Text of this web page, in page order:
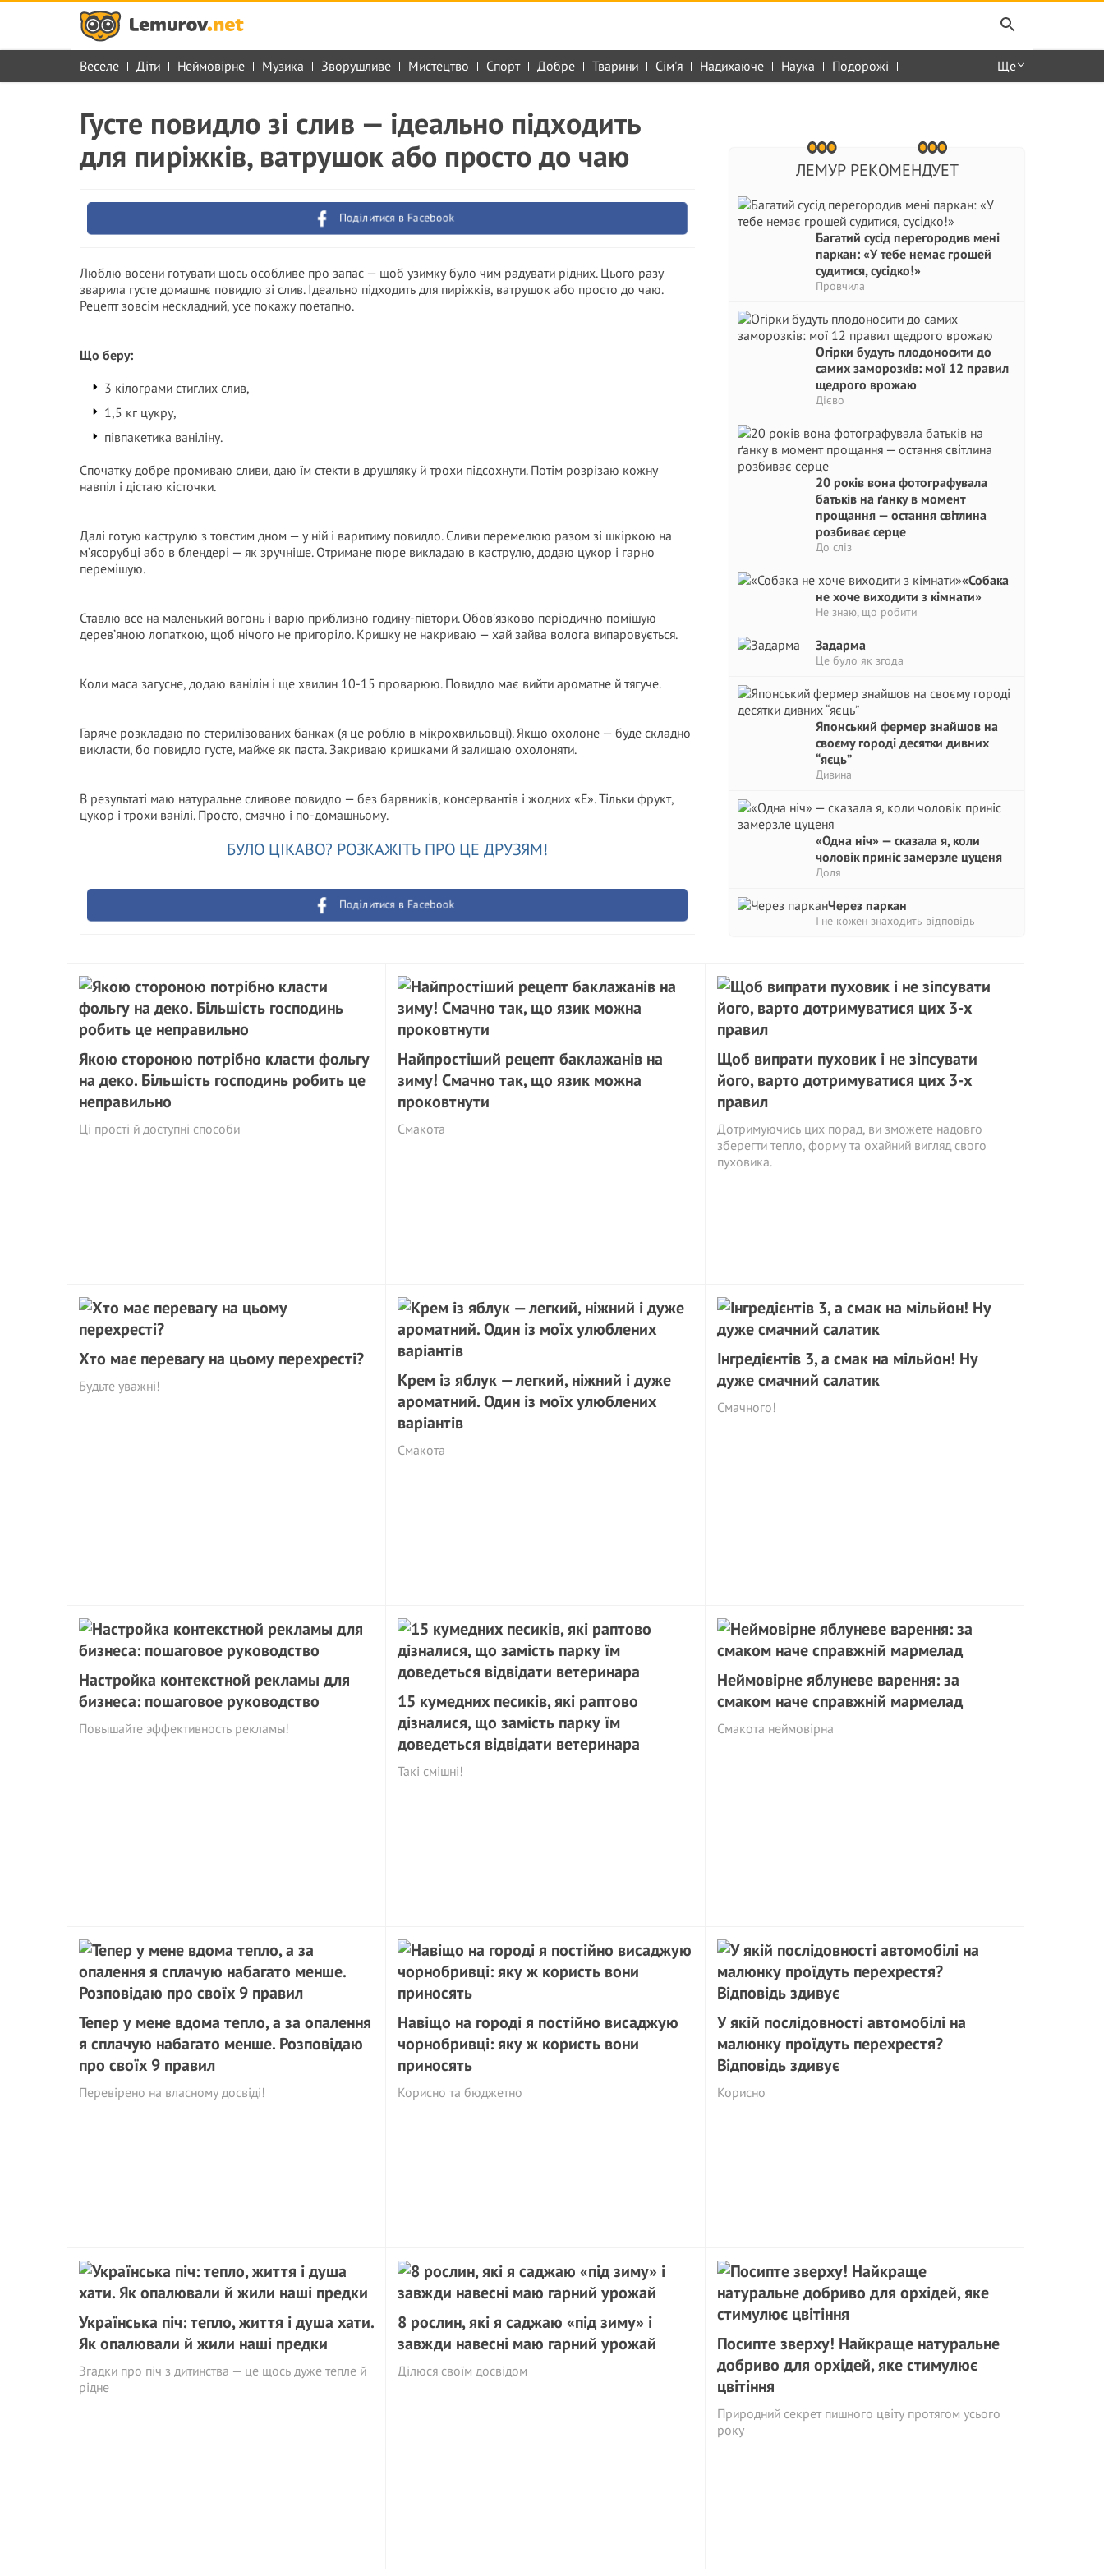
Веселе Діти Неймовірне Музика Зворушливе Мистецтво Спорт Добре Тварини Сім'я Надихаюче Наука Подорожі Ще
ЛЕМУР РЕКОМЕНДУЕТ
Багатий сусід перегородив мені
паркан: «У тебе немає грошей
судитися, сусідко!»
Провчила
Огірки будуть плодоносити до
самих заморозків: мої 12 правил
щедрого врожаю
Дієво
20 років вона фотографувала
батьків на ґанку в момент
прощання — остання світлина
розбиває серце
До сліз
«Собака
не хоче виходити з кімнати»
Не знаю, що робити
Задарма
Це було як згода
Японський фермер знайшов на
своєму городі десятки дивних
“яєць”
Дивина
«Одна ніч» — сказала я, коли
чоловік приніс замерзле цуценя
Доля
Через паркан
І не кожен знаходить відповідь
Густе повидло зі слив — ідеально підходить
для пиріжків, ватрушок або просто до чаю
Поділитися в Facebook
Люблю восени готувати щось особливе про запас — щоб узимку було чим радувати рідних. Цього разу
зварила густе домашнє повидло зі слив. Ідеально підходить для пиріжків, ватрушок або просто до чаю.
Рецепт зовсім нескладний, усе покажу поетапно.
Що беру:
3 кілограми стиглих слив,
1,5 кг цукру,
півпакетика ваніліну.
Спочатку добре промиваю сливи, даю їм стекти в друшляку й трохи підсохнути. Потім розрізаю кожну
навпіл і дістаю кісточки.
Далі готую каструлю з товстим дном — у ній і варитиму повидло. Сливи перемелюю разом зі шкіркою на
м’ясорубці або в блендері — як зручніше. Отримане пюре викладаю в каструлю, додаю цукор і гарно
перемішую.
Ставлю все на маленький вогонь і варю приблизно годину-півтори. Обов’язково періодично помішую
дерев’яною лопаткою, щоб нічого не пригоріло. Кришку не накриваю — хай зайва волога випаровується.
Коли маса загусне, додаю ванілін і ще хвилин 10-15 проварюю. Повидло має вийти ароматне й тягуче.
Гаряче розкладаю по стерилізованих банках (я це роблю в мікрохвильовці). Якщо охолоне — буде складно
викласти, бо повидло густе, майже як паста. Закриваю кришками й залишаю охолоняти.
В результаті маю натуральне сливове повидло — без барвників, консервантів і жодних «Е». Тільки фрукт,
цукор і трохи ванілі. Просто, смачно і по-домашньому.
БУЛО ЦІКАВО? РОЗКАЖІТЬ ПРО ЦЕ ДРУЗЯМ!
Поділитися в Facebook
Якою стороною потрібно класти фольгу
на деко. Більшість господинь робить це
неправильно
Ці прості й доступні способи
Найпростіший рецепт баклажанів на
зиму! Смачно так, що язик можна
проковтнути
Смакота
Щоб випрати пуховик і не зіпсувати
його, варто дотримуватися цих 3-х
правил
Дотримуючись цих порад, ви зможете надовго
зберегти тепло, форму та охайний вигляд свого
пуховика.
Хто має перевагу на цьому перехресті?
Будьте уважні!
Крем із яблук — легкий, ніжний і дуже
ароматний. Один із моїх улюблених
варіантів
Смакота
Інгредієнтів 3, а смак на мільйон! Ну
дуже смачний салатик
Смачного!
Настройка контекстной рекламы для
бизнеса: пошаговое руководство
Повышайте эффективность рекламы!
15 кумедних песиків, які раптово
дізналися, що замість парку їм
доведеться відвідати ветеринара
Такі смішні!
Неймовірне яблуневе варення: за
смаком наче справжній мармелад
Смакота неймовірна
Тепер у мене вдома тепло, а за опалення
я сплачую набагато менше. Розповідаю
про своїх 9 правил
Перевірено на власному досвіді!
Навіщо на городі я постійно висаджую
чорнобривці: яку ж користь вони
приносять
Корисно та бюджетно
У якій послідовності автомобілі на
малюнку проїдуть перехрестя?
Відповідь здивує
Корисно
Українська піч: тепло, життя і душа хати.
Як опалювали й жили наші предки
Згадки про піч з дитинства — це щось дуже тепле й
рідне
8 рослин, які я саджаю «під зиму» і
завжди навесні маю гарний урожай
Ділюся своїм досвідом
Посипте зверху! Найкраще натуральне
добриво для орхідей, яке стимулює
цвітіння
Природний секрет пишного цвіту протягом усього
року